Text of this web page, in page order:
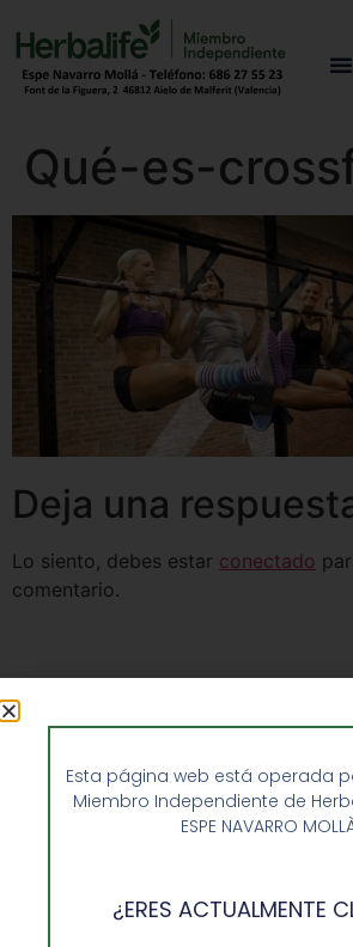
Qué-es-
Deja una
Lo siento, debes estar conectado
comentario.
Esta página web está operada
Miembro Independiente de
ESPE NAVARRO
¿ERES ACTUALMENTE